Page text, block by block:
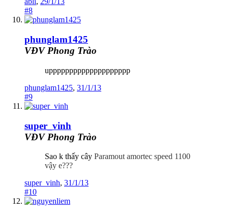
#8
phunglam1425
VĐV Phong Trào
upppppppppppppppppppp
phunglam1425, 31/1/13
#9
super_vinh
VĐV Phong Trào
Sao k thấy cây Paramout amortec speed 1100
vậy e???
super_vinh, 31/1/13
#10